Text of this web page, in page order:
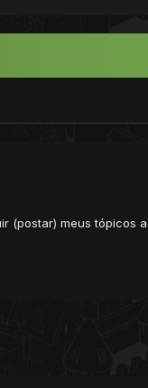
(postar) meus